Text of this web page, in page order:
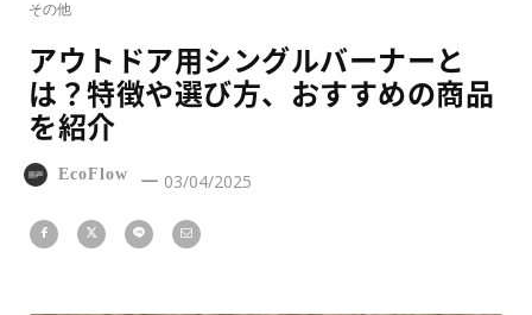
その他
アウトドア用シングルバーナーと
は？特徴や選び方、おすすめの商品
を紹介
EcoFlow 03/04/2025